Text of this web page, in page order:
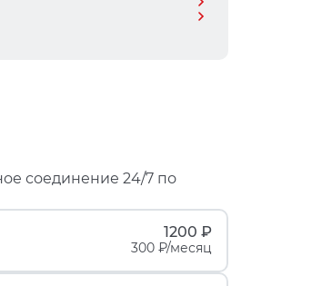
соединение 24/7 по
1200 ₽
300 ₽/месяц